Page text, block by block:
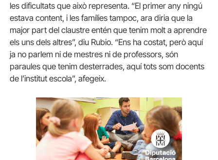
les dificultats que això representa. “El primer any ningú
estava content, i les famílies tampoc, ara diria que la
major part del claustre entén que tenim molt a aprendre
els uns dels altres”, diu Rubio. “Ens ha costat, però aquí
ja no parlem ni de mestres ni de professors, són
paraules que tenim desterrades, aquí tots som docents
de l’institut escola”, afegeix.